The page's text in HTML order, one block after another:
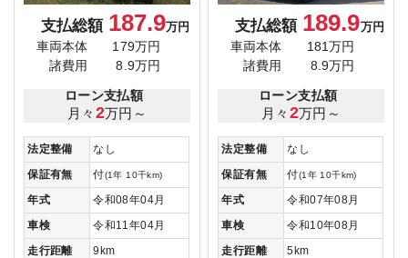
支払総額 187.9万円
車両本体
179万円
諸費用
8.9万円
ローン支払額
月々 2万円～
法定整備
なし
保証有無
付(1年 10千km)
年式
令和08年04月
車検
令和11年04月
走行距離
9km
支払総額 189.9万円
車両本体
181万円
諸費用
8.9万円
ローン支払額
月々 2万円～
法定整備
なし
保証有無
付(1年 10千km)
年式
令和07年08月
車検
令和10年08月
走行距離
5km